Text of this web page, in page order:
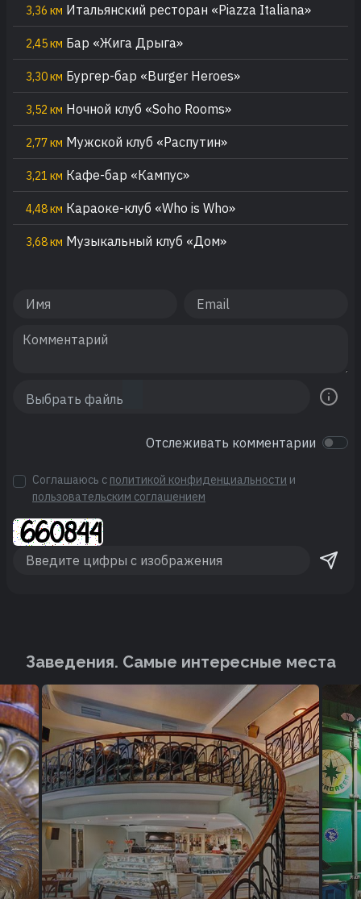
3,36 км Итальянский ресторан «Piazza Italiana»
2,45 км Бар «Жига Дрыга»
3,30 км Бургер-бар «Burger Heroes»
3,52 км Ночной клуб «Soho Rooms»
2,77 км Мужской клуб «Распутин»
3,21 км Кафе-бар «Кампус»
4,48 км Караоке-клуб «Who is Who»
3,68 км Музыкальный клуб «Дом»
Отслеживать комментарии
Соглашаюсь с политикой конфиденциальности и
пользовательским соглашением
Заведения. Cамые интересные места